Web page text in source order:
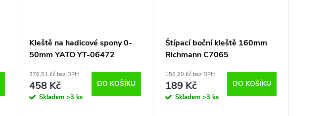
Kleště na hadicové spony 0-
50mm YATO YT-06472
378,51 Kč bez DPH
458 Kč
Skladem>3 ks
DO KOŠÍKU
Štípací boční kleště 160mm
Richmann C7065
156,20 Kč bez DPH
189 Kč
Skladem >3 ks
DO KOŠÍKU